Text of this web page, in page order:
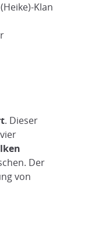
Klan
. Dieser
Der
von